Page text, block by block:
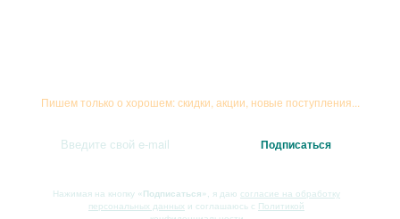
Пишем только о хорошем: скидки, акции, новые поступления...
Нажимая на кнопку «Подписаться» , я даю согласие на обработку
персональных данных и соглашаюсь с Политикой